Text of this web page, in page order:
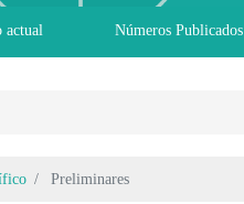
actual Números Publicados
Preliminares